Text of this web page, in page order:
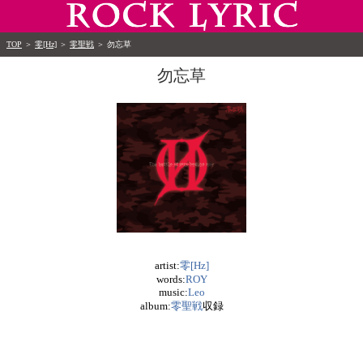
TOP ＞ 零[Hz] ＞ 零聖戦 ＞ 勿忘草
勿忘草
artist:零[Hz]
words:ROY
music:Leo
album:零聖戦収録